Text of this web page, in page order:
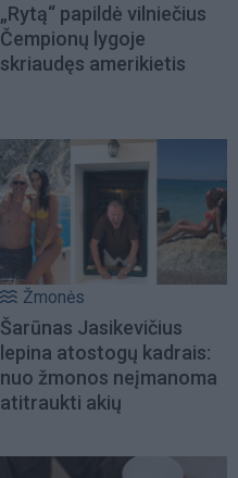
„Rytą“ papildė vilniečius
Čempionų lygoje
skriaudęs amerikietis
Žmonės
Šarūnas Jasikevičius
lepina atostogų kadrais:
nuo žmonos neįmanoma
atitraukti akių